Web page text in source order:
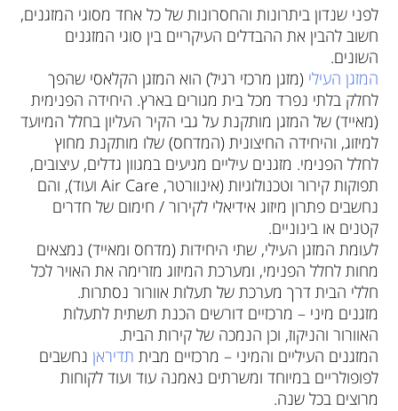
לפני שנדון ביתרונות והחסרונות של כל אחד מסוגי המזגנים,
חשוב להבין את ההבדלים העיקריים בין סוגי המזגנים
השונים.
המזגן העילי (מזגן מרכזי רגיל) הוא המזגן הקלאסי שהפך
לחלק בלתי נפרד מכל בית מגורים בארץ. היחידה הפנימית
(מאייד) של המזגן מותקנת על גבי הקיר העליון בחלל המיועד
למיזוג, והיחידה החיצונית (המדחס) שלו מותקנת מחוץ
לחלל הפנימי. מזגנים עיליים מגיעים במגוון גדלים, עיצובים,
תפוקות קירור וטכנולוגיות (אינוורטר, Air Care ועוד), והם
נחשבים פתרון מיזוג אידיאלי לקירור / חימום של חדרים
קטנים או בינוניים.
לעומת המזגן העילי, שתי היחידות (מדחס ומאייד) נמצאים
מחות לחלל הפנימי, ומערכת המיזוג מזרימה את האויר לכל
חללי הבית דרך מערכת של תעלות אוורור נסתרות.
מזגנים מיני – מרכזיים דורשים הכנת תשתית לתעלות
האוורור והניקוז, וכן הנמכה של קירות הבית.
המזגנים העיליים והמיני – מרכזיים מבית תדיראן נחשבים
לפופולריים במיוחד ומשרתים נאמנה עוד ועוד לקוחות
מרוצים בכל שנה.